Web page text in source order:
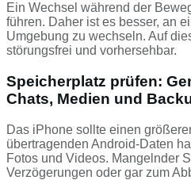
Ein Wechsel während der
führen. Daher ist es besser, an
Umgebung zu wechseln. Auf
störungsfrei und vorhersehbar.
Speicherplatz prüfen:
Chats, Medien und
Das iPhone sollte einen
übertragenden Android-Daten
Fotos und Videos. Mangelnder
Verzögerungen oder gar zum